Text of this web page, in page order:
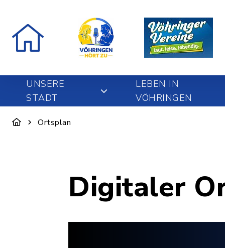
UNSERE
STADT
LEBEN IN
VÖHRINGEN
Ortsplan
Digitaler